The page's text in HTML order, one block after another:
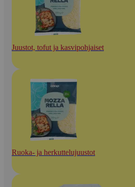
Juustot, tofut ja kasvipohjaiset
Ruoka- ja herkuttelujuustot